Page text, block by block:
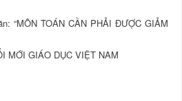
“MÔN TOÁN CẦN PHẢI ĐƯỢC GIẢM
MỚI GIÁO DỤC VIỆT NAM